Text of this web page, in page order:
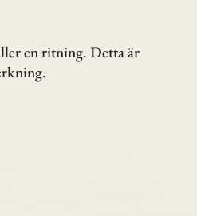
en ritning. Detta är